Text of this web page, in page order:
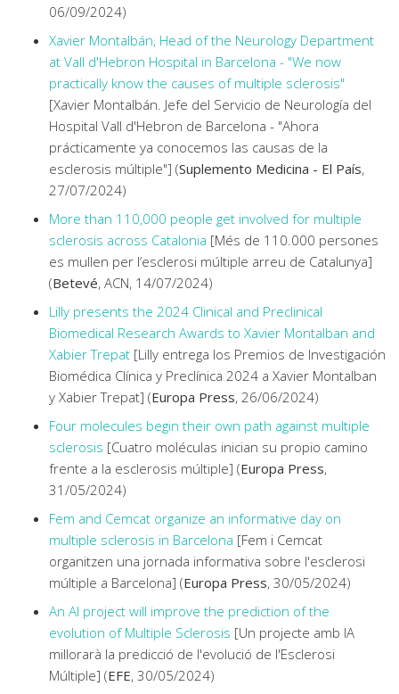
06/09/2024)
Xavier Montalbán, Head of the Neurology Department
at Vall d'Hebron Hospital in Barcelona - "We now
practically know the causes of multiple sclerosis"
[Xavier Montalbán. Jefe del Servicio de Neurología del
Hospital Vall d'Hebron de Barcelona - "Ahora
prácticamente ya conocemos las causas de la
esclerosis múltiple"] (Suplemento Medicina - El País,
27/07/2024)
More than 110,000 people get involved for multiple
sclerosis across Catalonia [Més de 110.000 persones
es mullen per l’esclerosi múltiple arreu de Catalunya]
(Betevé, ACN, 14/07/2024)
Lilly presents the 2024 Clinical and Preclinical
Biomedical Research Awards to Xavier Montalban and
Xabier Trepat [Lilly entrega los Premios de Investigación
Biomédica Clínica y Preclínica 2024 a Xavier Montalban
y Xabier Trepat] (Europa Press, 26/06/2024)
Four molecules begin their own path against multiple
sclerosis [Cuatro moléculas inician su propio camino
frente a la esclerosis múltiple] (Europa Press,
31/05/2024)
Fem and Cemcat organize an informative day on
multiple sclerosis in Barcelona [Fem i Cemcat
organitzen una jornada informativa sobre l'esclerosi
múltiple a Barcelona] (Europa Press, 30/05/2024)
An AI project will improve the prediction of the
evolution of Multiple Sclerosis [Un projecte amb IA
millorarà la predicció de l'evolució de l'Esclerosi
Múltiple] (EFE, 30/05/2024)